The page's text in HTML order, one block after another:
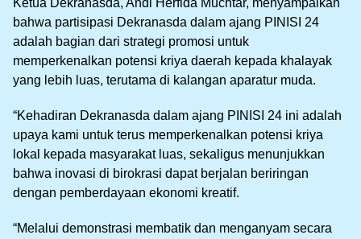
bahwa partisipasi Dekranasda dalam ajang PINISI 24
adalah bagian dari strategi promosi untuk
memperkenalkan potensi kriya daerah kepada khalayak
yang lebih luas, terutama di kalangan aparatur muda.
“Kehadiran Dekranasda dalam ajang PINISI 24 ini adalah
upaya kami untuk terus memperkenalkan potensi kriya
lokal kepada masyarakat luas, sekaligus menunjukkan
bahwa inovasi di birokrasi dapat berjalan beriringan
dengan pemberdayaan ekonomi kreatif.
“Melalui demonstrasi membatik dan menganyam secara